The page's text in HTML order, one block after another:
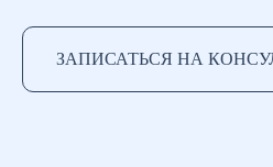
ЗАПИСАТЬСЯ НА